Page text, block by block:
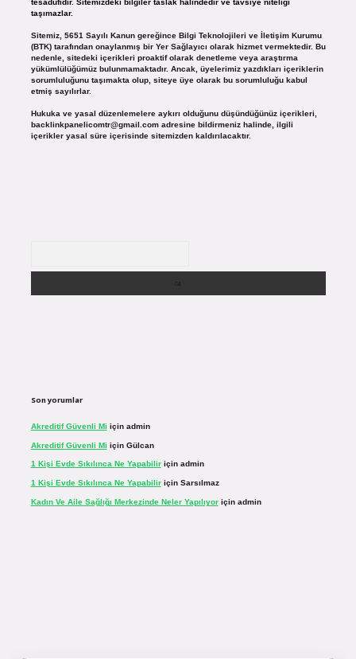
tesadüfidir. Sitemizdeki bilgiler taslak halindedir ve tavsiye niteliği
taşımazlar.
Sitemiz, 5651 Sayılı Kanun gereğince Bilgi Teknolojileri ve İletişim Kurumu
(BTK) tarafından onaylanmış bir Yer Sağlayıcı olarak hizmet vermektedir. Bu
nedenle, sitedeki içerikleri proaktif olarak denetleme veya araştırma
yükümlülüğümüz bulunmamaktadır. Ancak, üyelerimiz yazdıkları içeriklerin
sorumluluğunu taşımakta olup, siteye üye olarak bu sorumluluğu kabul
etmiş sayılırlar.
Hukuka ve yasal düzenlemelere aykırı olduğunu düşündüğünüz içerikleri,
backlinkpanelicomtr@gmail.comadresine bildirmeniz halinde, ilgili
içerikler yasal süre içerisinde sitemizden kaldırılacaktır.
Son yorumlar
Akreditif Güvenli Mi için admin
Akreditif Güvenli Mi için Gülcan
1 Kişi Evde Sıkılınca Ne Yapabiliriçin admin
1 Kişi Evde Sıkılınca Ne Yapabiliriçin Sarsılmaz
Kadın Ve Aile Sağlığı Merkezinde Neler Yapılıyoriçin admin